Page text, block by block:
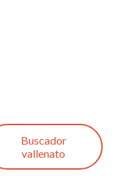
Buscador
vallenato